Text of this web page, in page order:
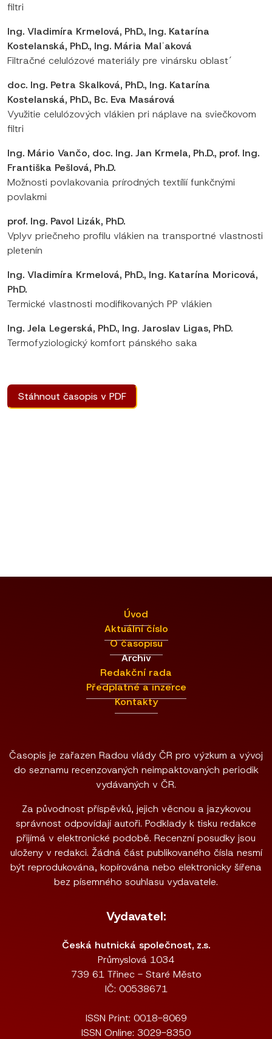
filtri
Ing. Vladimíra Krmelová, PhD., Ing. Katarína
Kostelanská, PhD., Ing. Mária Malʾaková
Filtračné celulózové materiály pre vinársku oblast´
doc. Ing. Petra Skalková, PhD., Ing. Katarína
Kostelanská, PhD., Bc. Eva Masárová
Využitie celulózových vlákien pri náplave na sviečkovom
filtri
Ing. Mário Vančo, doc. Ing. Jan Krmela, Ph.D., prof. Ing.
Františka Pešlová, Ph.D.
Možnosti povlakovania prírodných textílií funkčnými
povlakmi
prof. Ing. Pavol Lizák, PhD.
Vplyv priečneho profilu vlákien na transportné vlastnosti
pletenín
Ing. Vladimíra Krmelová, PhD., Ing. Katarína Moricová,
PhD.
Termické vlastnosti modifikovaných PP vlákien
Ing. Jela Legerská, PhD., Ing. Jaroslav Ligas, PhD.
Termofyziologický komfort pánského saka
Stáhnout časopis v PDF
Úvod
Aktuální číslo
O časopisu
Archiv
Redakční rada
Předplatné a inzerce
Kontakty
Časopis je zařazen Radou vlády ČR pro výzkum a vývoj
do seznamu recenzovaných neimpaktovaných periodik
vydávaných v ČR.
Za původnost příspěvků, jejich věcnou a jazykovou
správnost odpovídají autoři. Podklady k tisku redakce
přijímá v elektronické podobě. Recenzní posudky jsou
uloženy v redakci. Žádná část publikovaného čísla nesmí
být reprodukována, kopírována nebo elektronicky šířena
bez písemného souhlasu vydavatele.
Vydavatel:
Česká hutnická společnost, z.s.
Průmyslová 1034
739 61 Třinec - Staré Město
IČ: 00538671
ISSN Print: 0018-8069
ISSN Online: 3029-8350